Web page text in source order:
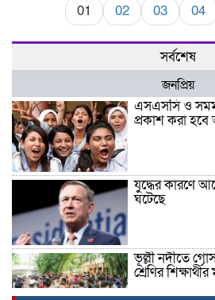
01 02 03 04
সর্বশেষ
জনপ্রিয়
এসএসসি ও
প্রকাশ করা
যুদ্ধের কারণে
ঘটেছে
ভূল্লী নদীতে
শ্রেণির